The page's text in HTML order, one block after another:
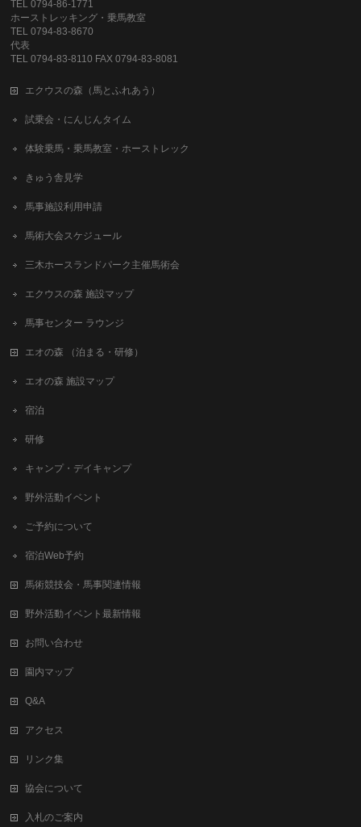
TEL 0794-86-1771
ホーストレッキング・乗馬教室
TEL 0794-83-8670
代表
TEL 0794-83-8110 FAX 0794-83-8081
エクウスの森（馬とふれあう）
試乗会・にんじんタイム
体験乗馬・乗馬教室・ホーストレック
きゅう舎見学
馬事施設利用申請
馬術大会スケジュール
三木ホースランドパーク主催馬術会
エクウスの森 施設マップ
馬事センター ラウンジ
エオの森 （泊まる・研修）
エオの森 施設マップ
宿泊
研修
キャンプ・デイキャンプ
野外活動イベント
ご予約について
宿泊Web予約
馬術競技会・馬事関連情報
野外活動イベント最新情報
お問い合わせ
園内マップ
Q&A
アクセス
リンク集
協会について
入札のご案内